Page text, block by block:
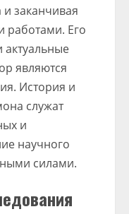
и заканчивая
Его
актуальные
являются
История и
служат
и
научного
силами.